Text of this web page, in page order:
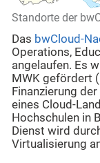
Standorte der
Das bwCloud-
Operations,
angelaufen. Es
MWK gefördert
Finanzierung
eines Cloud-
Hochschulen in
Dienst wird
Virtualisierung